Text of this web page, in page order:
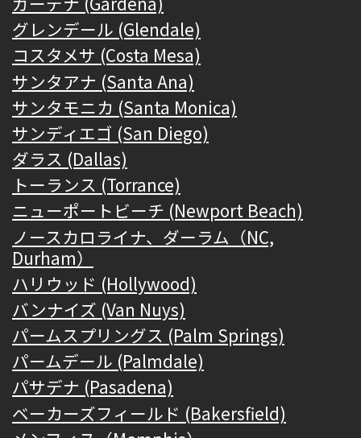
グレンデール (Glendale)
コスタメサ (Costa Mesa)
サンタアナ (Santa Ana)
サンタモニカ (Santa Monica)
サンディエゴ (San Diego)
ダラス (Dallas)
トーランス (Torrance)
ニューポートビーチ (Newport Beach)
ノースカロライナ、ダーラム（NC,
Durham）
ハリウッド (Hollywood)
バンナイズ (Van Nuys)
パームスプリングス (Palm Springs)
パームデール (Palmdale)
パサデナ (Pasadena)
ベーカーズフィールド (Bakersfield)